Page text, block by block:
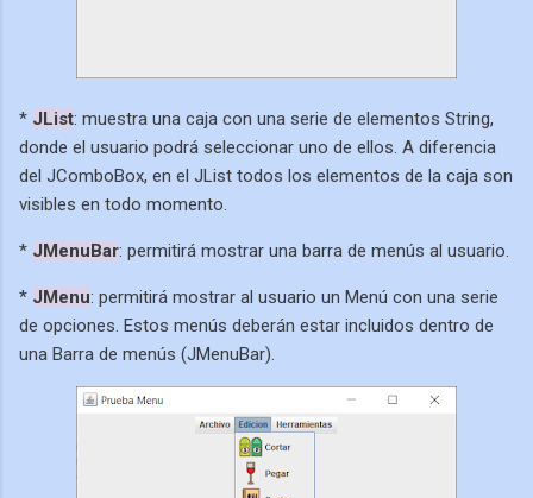
* JList: muestra una caja con una serie de elementos String,
donde el usuario podrá seleccionar uno de ellos. A diferencia
del JComboBox, en el JList todos los elementos de la caja son
visibles en todo momento.
* JMenuBar: permitirá mostrar una barra de menús al usuario.
* JMenu: permitirá mostrar al usuario un Menú con una serie
de opciones. Estos menús deberán estar incluidos dentro de
una Barra de menús (JMenuBar).